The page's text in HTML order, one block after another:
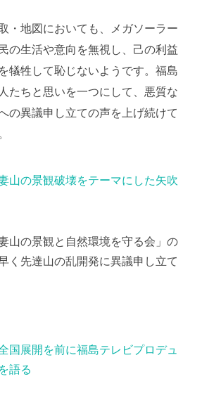
・地図においても、メガソーラー
の生活や意向を無視し、己の利益
犠牲して恥じないようです。福島
たちと思いを一つにして、悪質な
の異議申し立ての声を上げ続けて
山の景観破壊をテーマにした矢吹
山の景観と自然環境を守る会」の
く先達山の乱開発に異議申し立て
聞』、吾妻山の景観破壊をテーマにした矢吹さん
国展開を前に福島テレビプロデュ
語る